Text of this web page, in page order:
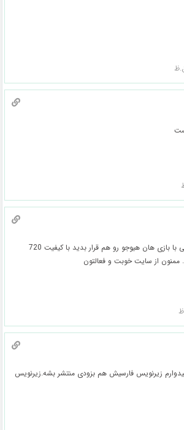
سلام لطفا این فیلم سینمایی با بازی هان هیوجو رو هم قرار بدید با کیفیت 720
زیرنویس فارسیش هم بزودی منتشر بشه.زیرنویس